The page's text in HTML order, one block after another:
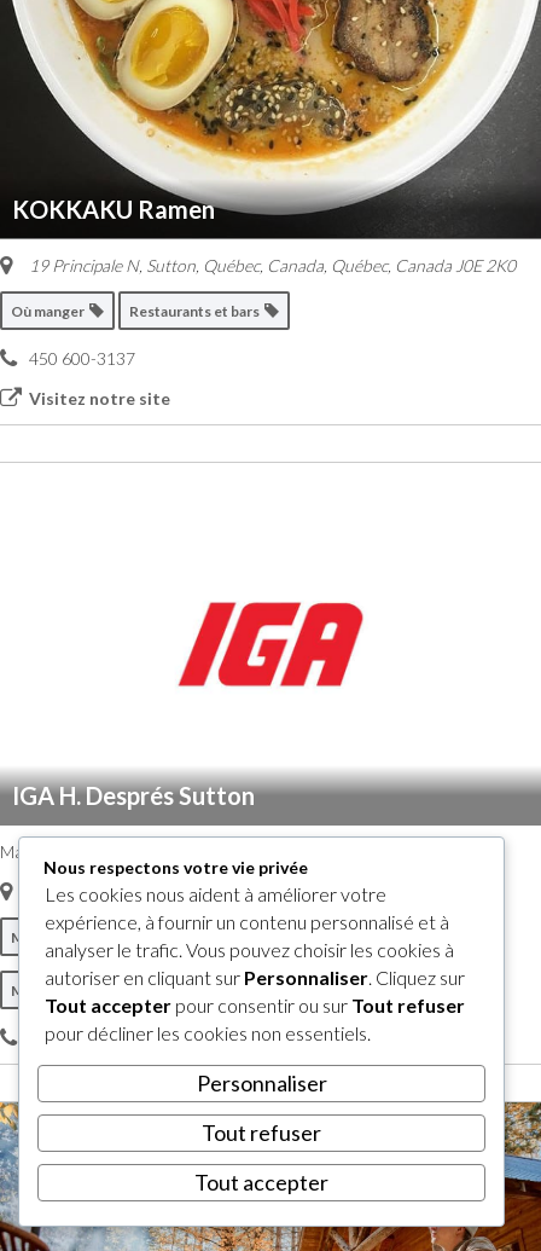
KOKKAKU Ramen
19 Principale N, Sutton, Québec, Canada Québec, Canada J0E 2K0
Où manger Restaurants et bars
450 600-3137
Visitez notre site
IGA H. Després Sutton
Magasin d’alimentation et casse-croûte.
44, Principale N, Sutton,Sutton, Québec, Canada
Magasins d'alimentation
Mets à emporter
450 538-2211
Nous respectons votre vie privée
Les cookies nous aident à améliorer votre
expérience, à fournir un contenu personnalisé et à
analyser le trafic. Vous pouvez choisir les cookies à
autoriser en cliquant sur Personnaliser. Cliquez sur
Tout accepter pour consentir ou sur Tout refuser
pour décliner les cookies non essentiels.
Personnaliser
Tout refuser
Tout accepter